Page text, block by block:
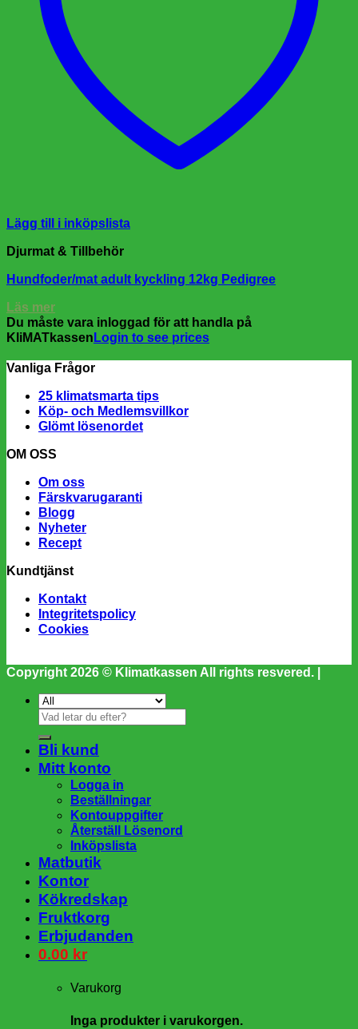
Lägg till i inköpslista
Djurmat & Tillbehör
Hundfoder/mat adult kyckling 12kg Pedigree
Läs mer
Du måste vara inloggad för att handla på
KliMATkassen Login to see prices
Vanliga Frågor
25 klimatsmarta tips
Köp- och Medlemsvillkor
Glömt lösenordet
OM OSS
Om oss
Färskvarugaranti
Blogg
Nyheter
Recept
Kundtjänst
Kontakt
Integritetspolicy
Cookies
Copyright 2026 © Klimatkassen All rights resvered. |
Sök
Bli kund
Mitt konto
Logga in
Beställningar
Kontouppgifter
Återställ Lösenord
Inköpslista
Matbutik
Kontor
Kökredskap
Fruktkorg
Erbjudanden
0.00 kr
Varukorg
Inga produkter i varukorgen.